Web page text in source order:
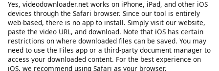
We primarily provide downloads in MP4 format, which is the
most widely compatible video format across all devices and
platforms. MP4 works natively on Windows, macOS, Android,
iOS, and most smart TVs and media players. For audio
extraction, we provide MP3 format at various bitrates.
Additional formats may be supported depending on the source
platform and available encoding options.